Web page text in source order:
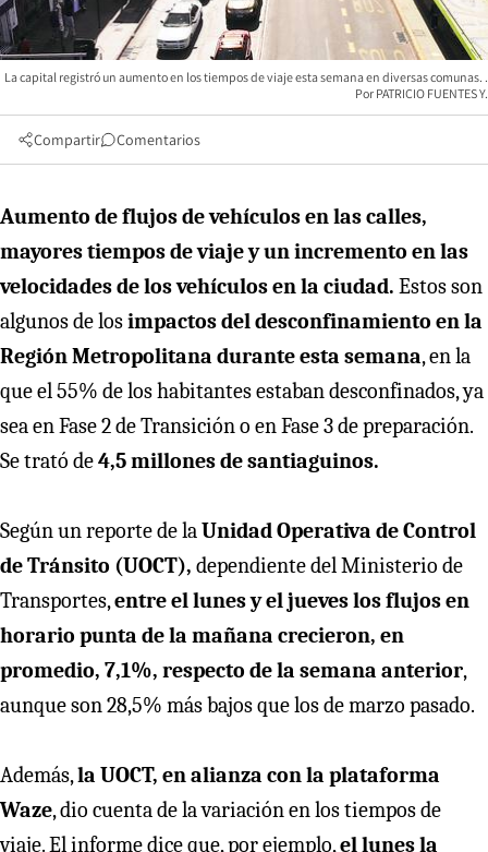
La capital registró un aumento en los tiempos de viaje esta semana en diversas comunas.
PATRICIO FUENTES Y.
Compartir Comentarios
Aumento de flujos de vehículos en las calles,
mayores tiempos de viaje y un incremento en las
velocidades de los vehículos en la ciudad. Estos son
algunos de losimpactos del desconfinamiento en la
Región Metropolitana durante esta semana, en la
que el 55% de los habitantes estaban desconfinados, ya
sea en Fase 2 de Transición o en Fase 3 de preparación.
Se trató de4,5 millones de santiaguinos.
Según un reporte de laUnidad Operativa de Control
de Tránsito (UOCT), dependiente del Ministerio de
Transportes,entre el lunes y el jueves los flujos en
horario punta de la mañana crecieron, en
promedio, 7,1%, respecto de la semana anterior,
aunque son 28,5% más bajos que los de marzo pasado.
Además,la UOCT, en alianza con la plataforma
Waze, dio cuenta de la variación en los tiempos de
viaje. El informe dice que, por ejemplo,el lunes la